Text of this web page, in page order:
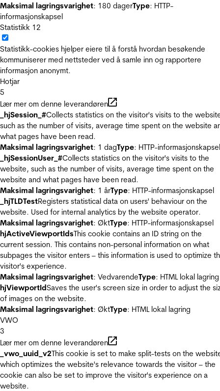
Maksimal lagringsvarighet: 180 dagerType: HTTP-
informasjonskapsel
Statistikk 12
Statistikk-cookies hjelper eiere til å forstå hvordan besøkende
kommuniserer med nettsteder ved å samle inn og rapportere
informasjon anonymt.
Hotjar
5
Lær mer om denne leverandøren
_hjSession_#Collects statistics on the visitor's visits to the
such as the number of visits, average time spent on the website
what pages have been read.
Maksimal lagringsvarighet: 1 dagType: HTTP-informasjonskapsel
_hjSessionUser_#Collects statistics on the visitor's visits to the
website, such as the number of visits, average time spent on the
website and what pages have been read.
Maksimal lagringsvarighet: 1 årType: HTTP-informasjonskapsel
_hjTLDTestRegisters statistical data on users' behaviour on the
website. Used for internal analytics by the website operator.
Maksimal lagringsvarighet: ØktType: HTTP-informasjonskapsel
hjActiveViewportIdsThis cookie contains an ID string on the
current session. This contains non-personal information on what
subpages the visitor enters – this information is used to optimize
visitor's experience.
Maksimal lagringsvarighet: VedvarendeType: HTML lokal lagring
hjViewportIdSaves the user's screen size in order to adjust the
of images on the website.
Maksimal lagringsvarighet: ØktType: HTML lokal lagring
VWO
3
Lær mer om denne leverandøren
_vwo_uuid_v2This cookie is set to make split-tests on the
which optimizes the website's relevance towards the visitor – the
cookie can also be set to improve the visitor's experience on a
website.